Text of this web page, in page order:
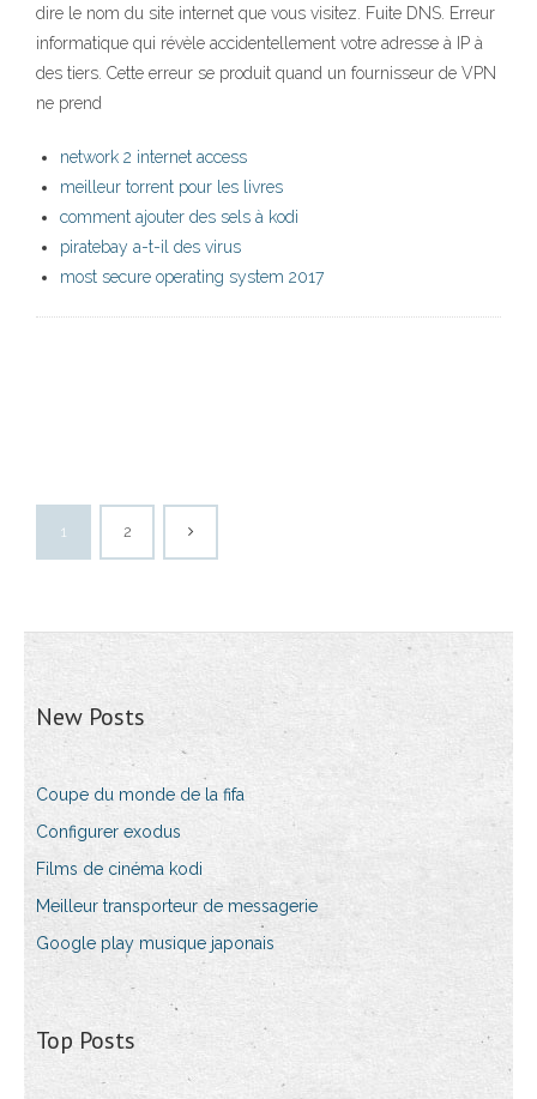
dire le nom du site internet que vous visitez. Fuite DNS. Erreur
informatique qui révèle accidentellement votre adresse à IP à
des tiers. Cette erreur se produit quand un fournisseur de VPN
ne prend
network 2 internet access
meilleur torrent pour les livres
comment ajouter des sels à kodi
piratebay a-t-il des virus
most secure operating system 2017
1 2
New Posts
Coupe du monde de la fifa
Configurer exodus
Films de cinéma kodi
Meilleur transporteur de messagerie
Google play musique japonais
Top Posts